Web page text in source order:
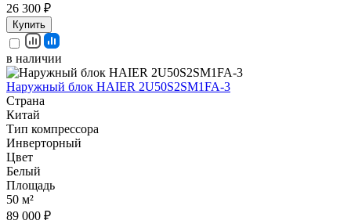
26 300 ₽
Купить
в наличии
Наружный блок HAIER 2U50S2SM1FA-3
Страна
Китай
Тип компрессора
Инверторный
Цвет
Белый
Площадь
50 м²
89 000 ₽